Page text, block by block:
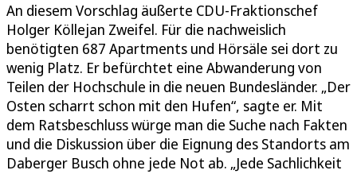
An diesem Vorschlag äußerte CDU-Fraktionschef
Holger Köllejan Zweifel. Für die nachweislich
benötigten 687 Apartments und Hörsäle sei dort zu
wenig Platz. Er befürchtet eine Abwanderung von
Teilen der Hochschule in die neuen Bundesländer. „Der
Osten scharrt schon mit den Hufen“, sagte er. Mit
dem Ratsbeschluss würge man die Suche nach Fakten
und die Diskussion über die Eignung des Standorts am
Daberger Busch ohne jede Not ab. „Jede Sachlichkeit